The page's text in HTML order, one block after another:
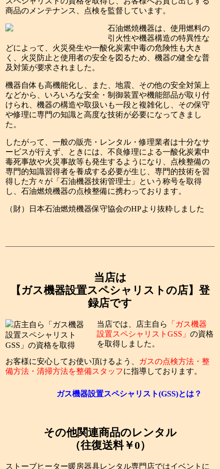
商品のメンテナンス、点検を監督しています。
石油燃焼機器は、使用燃料の
引火性や機器構造の特異性な
どによって、火災発生や一酸化炭素中毒の危険性も大き
く、火災防止と使用者の安全を図るため、機器の健全な普
及対策が要求されました。
機器自体も高機能化し、また、地震、その他の安全対策上
などから、いろいろな安全・制御装置や機能部品が取り付
けられ、機器の構造や取扱いも一段と複雑化し、その保守
や修理に専門の知識と高度な技術が必要になってきまし
た。
したがって、一般の販売・レンタル・修理業者は十分なサ
ービスが行えず、ときには、不良修理による一酸化炭素中
毒死事故や火災事故等も発生するようになり、点検整備の
専門的知識習得者を養成する必要が生じ、専門的技術を習
得した方々が「石油機器技術管理士」という称号を取得
し、石油燃焼機器の点検整備に携わっております。
（財）日本石油燃焼機器保守協会のHPより抜粋しました
当店は
【ガス機器設置スペシャリストの店】登
録店です
当店では、店主自ら
「ガス機器
設置スペシャリストGSS」の資格
を取得しました。
お客様に安心してお使い頂けるよう、
ガスの点検方法・整
備方法・清掃方法を整備スタッフに指導しております。
ガス機器設置スペシャリスト(GSS)とは？
その他関連商品のレンタル
（往復送料￥0）
ストーブヒーター暖房器具レンタル専門店ではイベントに